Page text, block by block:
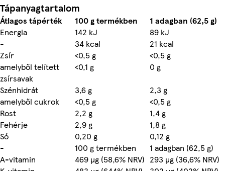
Tápanyagtartalom
Átlagos tápérték 100 g termékben
1 adagban (62,5 g)
Energia
142 kJ
89 kJ
-
34 kcal
21 kcal
Zsír
<0,5 g
<0,5 g
amelyből telített
zsírsavak
<0,1 g
0 g
Szénhidrát
3,6 g
2,3 g
amelyből cukrok
<0,5 g
<0,5 g
Rost
2,2 g
1,4 g
Fehérje
2,9 g
1,8 g
Só
0,20 g
0,12 g
-
100 g termékben
1 adagban (62,5 g)
A-vitamin
469 µg (58,6% NRV) 293 µg (36,6% NRV)